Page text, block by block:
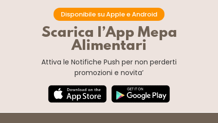
Disponibile su Apple e Android
Scarica l’App Mepa
Alimentari
Attiva le Notifiche Push per non perderti
promozioni e novita’